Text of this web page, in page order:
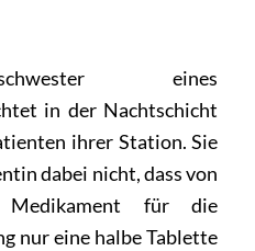
eines
in der Nachtschicht
ihrer Station. Sie
dabei nicht, dass von
Medikament für die
nur eine halbe Tablette